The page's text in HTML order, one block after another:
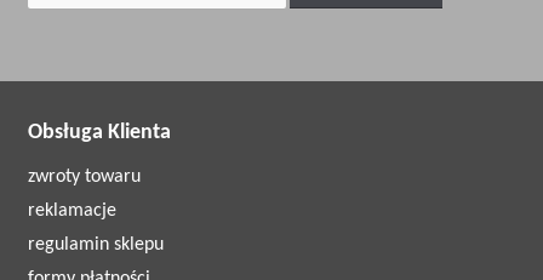
Obsługa Klienta
zwroty towaru
reklamacje
regulamin sklepu